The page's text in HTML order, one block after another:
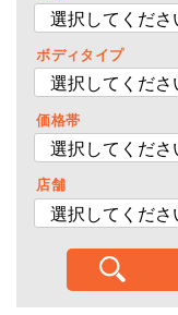
ボディタイプ
価格帯
店舗